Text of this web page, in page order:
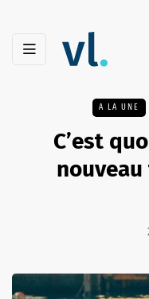
A LA UNE
C’est